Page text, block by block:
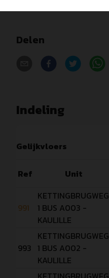
Delen
Indeling
Gelijkvloers
Ref Unit
991
KETTINGBRUGWEG
1 BUS A003 -
KAULILLE
993
KETTINGBRUGWEG
1 BUS A002 -
KAULILLE